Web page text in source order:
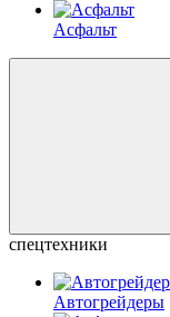
Асфальт
спецтехники
Автогрейдеры